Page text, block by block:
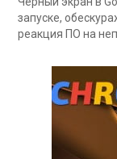
запуске,
реакция ПО на